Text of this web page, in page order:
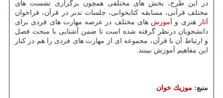
در این طرح، بخش های مختلفی همچون برگزاری نشست های
مختلف قرآنی، مسابقه کتابخوانی، جلسات تدبر در قرآن، فراخوان
آثار هنری و آموزش های مختلف در عرصه مهارت های فردی برای
دانشجویان درنظر گرفته شده است تا ضمن آشنایی با مبحث فصل
و ارتباط آن با قرآن، مجموعه ای از مهارت های فردی را هم در کنار
این مفاهیم آموزش ببینند.
منبع: موزیك خوان